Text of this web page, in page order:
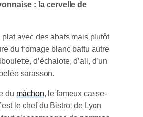
: la cervelle de
plat avec des abats mais plutôt
du fromage blanc battu autre
d’échalote, d’ail, d’un
sarasson.
dumâchon, le fameux casse-
le chef du Bistrot de Lyon